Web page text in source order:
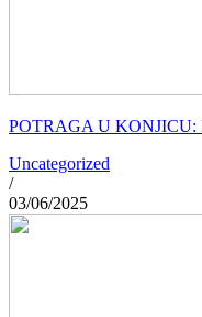
POTRAGA U KONJICU:
Uncategorized
/
03/06/2025